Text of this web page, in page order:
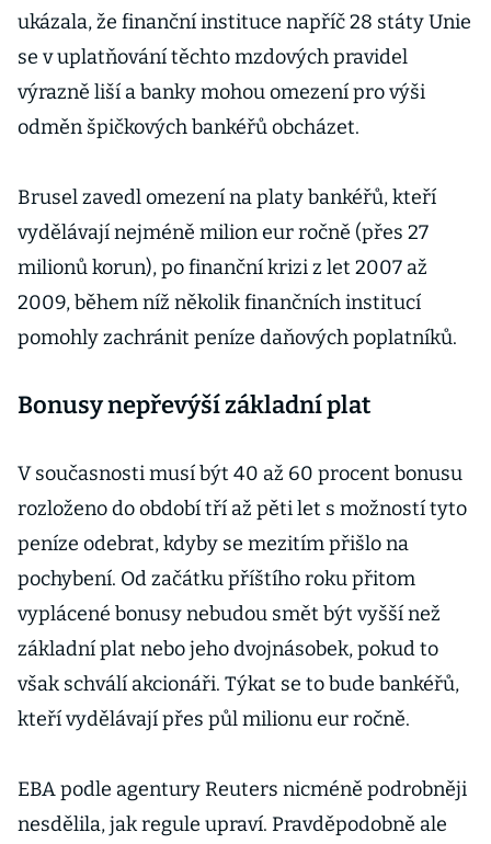
ukázala, že finanční instituce napříč 28 státy Unie
se v uplatňování těchto mzdových pravidel
výrazně liší a banky mohou omezení pro výši
odměn špičkových bankéřů obcházet.
Brusel zavedl omezení na platy bankéřů, kteří
vydělávají nejméně milion eur ročně (přes 27
milionů korun), po finanční krizi z let 2007 až
2009, během níž několik finančních institucí
pomohly zachránit peníze daňových poplatníků.
Bonusy nepřevýší základní plat
V současnosti musí být 40 až 60 procent bonusu
rozloženo do období tří až pěti let s možností tyto
peníze odebrat, kdyby se mezitím přišlo na
pochybení. Od začátku příštího roku přitom
vyplácené bonusy nebudou smět být vyšší než
základní plat nebo jeho dvojnásobek, pokud to
však schválí akcionáři. Týkat se to bude bankéřů,
kteří vydělávají přes půl milionu eur ročně.
EBA podle agentury Reuters nicméně podrobněji
nesdělila, jak regule upraví. Pravděpodobně ale